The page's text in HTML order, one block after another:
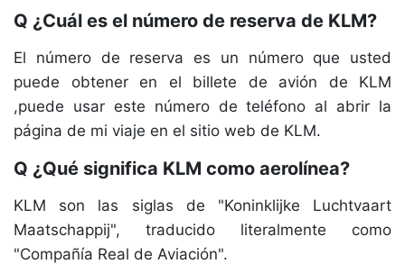
Q ¿Cuál es el número de reserva de KLM?
El número de reserva es un número que usted
puede obtener en el billete de avión de KLM
,puede usar este número de teléfono al abrir la
página de mi viaje en el sitio web de KLM.
Q ¿Qué significa KLM como aerolínea?
KLM son las siglas de "Koninklijke Luchtvaart
Maatschappij", traducido literalmente como
"Compañía Real de Aviación".